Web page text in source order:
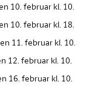
10. februar kl. 10.
10. februar kl. 18.
11. februar kl. 10.
12. februar kl. 10.
16. februar kl. 10.